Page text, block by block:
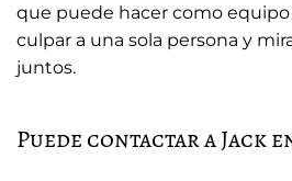
que puede hacer como
culpar a una sola persona y
juntos.
Puede contactar a Jack